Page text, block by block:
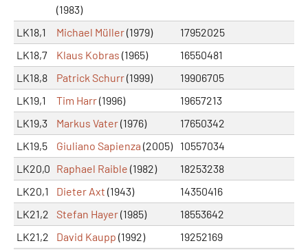
(1983)
LK18,1 Michael Müller(1979)
17952025
LK18,7
Klaus Kobras (1965)
16550481
LK18,8
Patrick Schurr(1999)
19906705
LK19,1
Tim Harr(1996)
19657213
LK19,3
Markus Vater(1976)
17650342
LK19,5
Giuliano Sapienza (2005)
10557034
LK20,0 Raphael Raible (1982)
18253238
LK20,1
Dieter Axt (1943)
14350416
LK21,2
Stefan Hayer(1985)
18553642
LK21,2
David Kaupp (1992)
19252169